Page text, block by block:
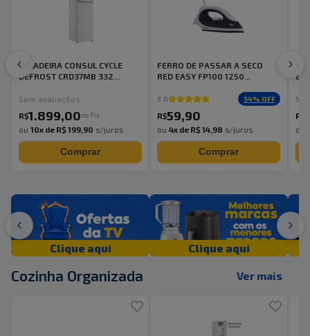
GELADEIRA CONSUL CYCLE
DEFROST CRD37MB 332...
Sem avaliações
R$1.899,00no Pix
ou 10x de R$ 199,90 s/juros
Comprar
FERRO DE PASSAR A SECO
RED EASY FP100 1250...
5.0 54% OFF
R$59,90
ou 4x de R$ 14,98 s/juros
Comprar
5.0
R$
ou
Clique aqui Clique aqui
Cozinha Organizada Ver mais